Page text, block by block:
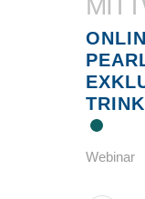
Webinar